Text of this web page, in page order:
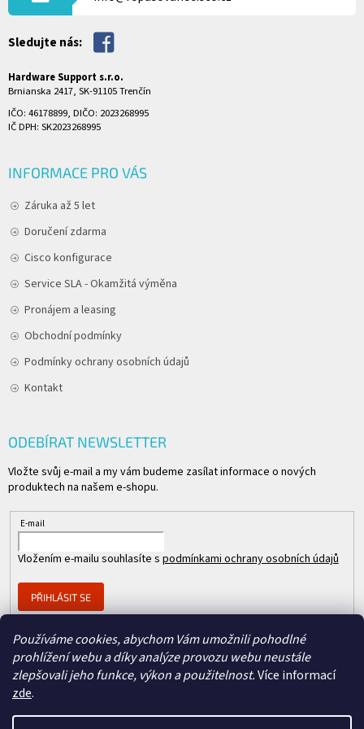
Používáme cookies, abychom Vám umožnili pohodlné
prohlížení webu a díky analýze provozu webu neustále
zlepšovali jeho funkce, výkon a použitelnost.Více informací
zde.
Sledujte nás:
Hardware Support s.r.o.
Brnianska 2417, SK-91105 Trenčín
IČO: 46178899, DIČO: 2023268995
IČ DPH: SK2023268995
INFORMACE PRO VÁS
Záruka až 5 let
Doručení zdarma
Cisco konfigurace
Service SLA - Okamžitá výměna
Pronájem a leasing
Obchodní podmínky
Podmínky ochrany osobních údajů
Kontakt
ODEBÍRAT NEWSLETTER
Vložte svůj e-mail a my vám budeme zasílat informace o nových
produktech na našem e-shopu.
E-mail
Vložením e-mailu souhlasíte s podmínkami ochrany osobních údajů
PŘIHLÁSIT SE
Člen skupiny